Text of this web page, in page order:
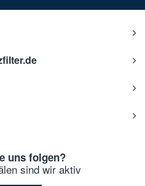
uns folgen?
sind wir aktiv